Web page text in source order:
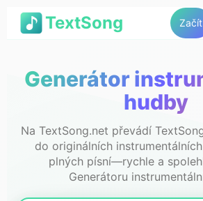
TextSong Začít
Generátor
hudby
Na TextSong.net převádí
do originálních
plných písní—rychle a
Generátoru